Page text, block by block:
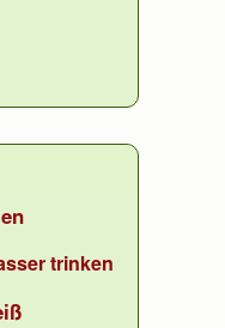
trinken